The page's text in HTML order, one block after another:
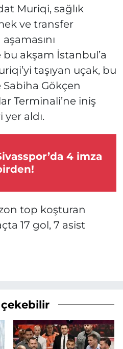
Muriqi, sağlık
ve transfer
akşam İstanbul’a
taşıyan uçak, bu
Sabiha Gökçen
Terminali’ne iniş
yer aldı.
4 imza
top koşturan
17 gol, 7 asist